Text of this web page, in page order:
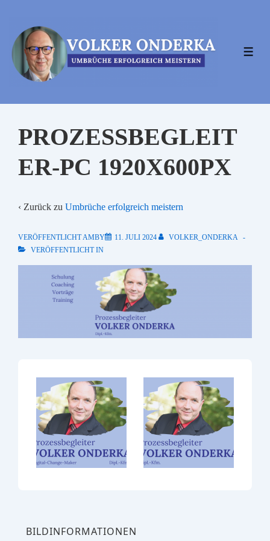
Inhalt
PROZESSBEGLEIT
ER-PC 1920X600PX
‹ Zurück zu Umbrüche erfolgreich meistern
VERÖFFENTLICHT AMBY 11. JULI 2024
VOLKER_ONDERKA
VERÖFFENTLICHT IN
BILDINFORMATIONEN